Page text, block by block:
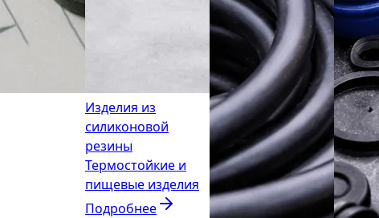
Изделия из
силиконовой
резины
Термостойкие и
пищевые изделия
Подробнее